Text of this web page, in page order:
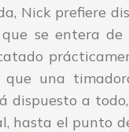
Nick prefiere
se entera de
una
dispuesto a
hasta el punto